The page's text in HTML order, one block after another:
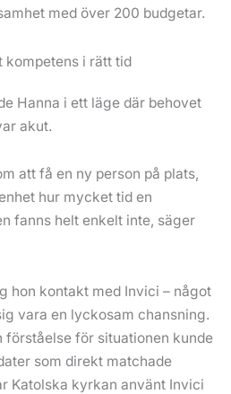
med över 200 budgetar.
kompetens i rätt tid
Hanna i ett läge där behovet
akut.
att få en ny person på plats,
hur mycket tid en
fanns helt enkelt inte, säger
hon kontakt med Invici – något
vara en lyckosam chansning.
förståelse för situationen kunde
som direkt matchade
Katolska kyrkan använt Invici